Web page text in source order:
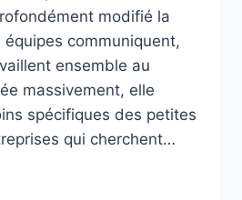
modifié la
communiquent,
ensemble au
massivement, elle
spécifiques des petites
qui cherchent…